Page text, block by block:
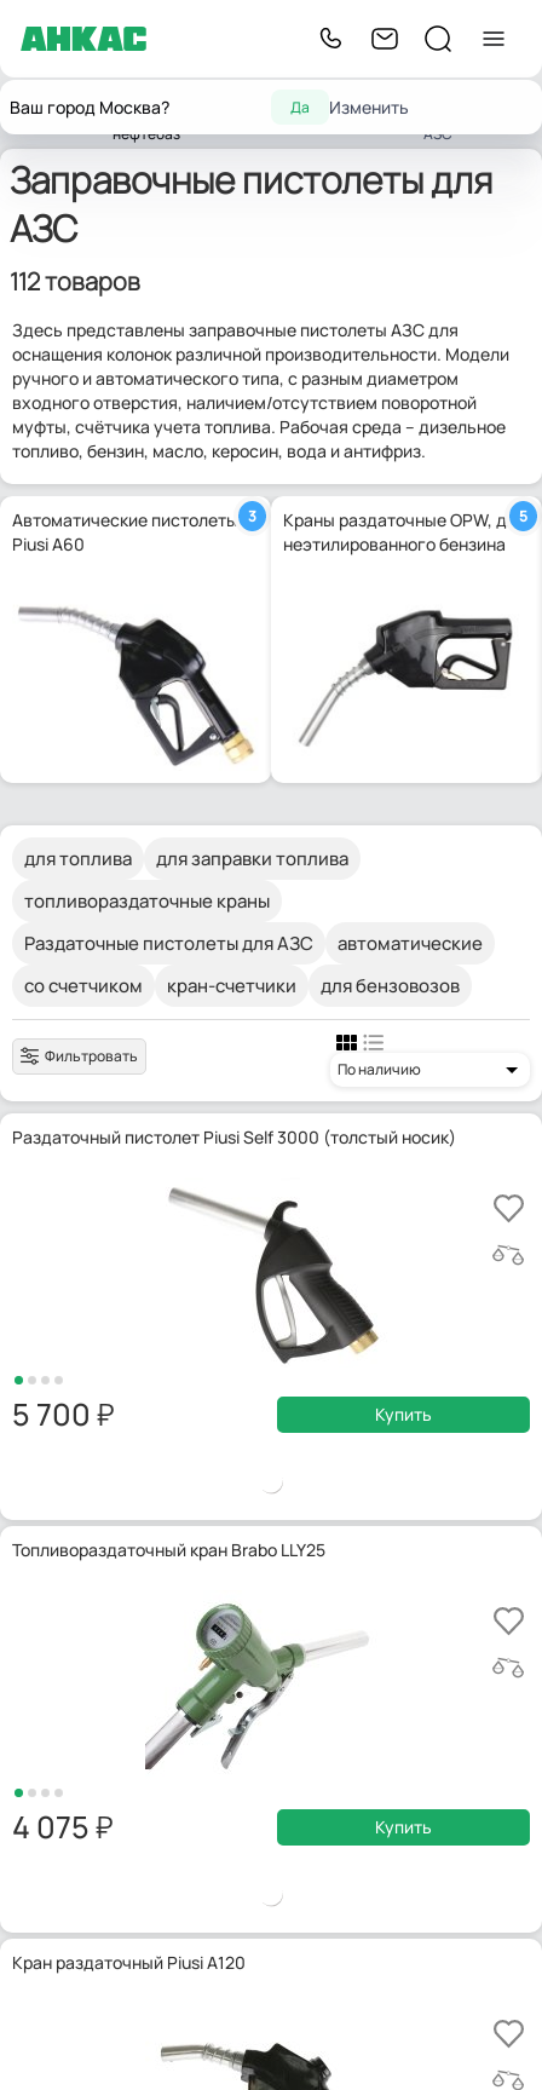
Ваш город Москва? Да Изменить
Главнаяавтозаправочных станций,
нефтебаз
Оборудование
АЗС
Заправочные пистолеты для
АЗС
112 товаров
Здесь представлены заправочные пистолеты АЗС для
оснащения колонок различной производительности. Модели
ручного и автоматического типа, с разным диаметром
входного отверстия, наличием/отсутствием поворотной
муфты, счётчика учета топлива. Рабочая среда – дизельное
топливо, бензин, масло, керосин, вода и антифриз.
Автоматические пистолеты
Piusi A60
3
Краны раздаточные OPW, для
неэтилированного бензина
5
для топлива
для заправки топлива
топливораздаточные краны
Раздаточные пистолеты для АЗС
автоматические
со счетчиком
кран-счетчики для бензовозов
Фильтровать
По наличию
Раздаточный пистолет Piusi Self 3000 (толстый носик)
5 700 Купить
Топливораздаточный кран Brabo LLY25
4 075 Купить
Кран раздаточный Piusi A120